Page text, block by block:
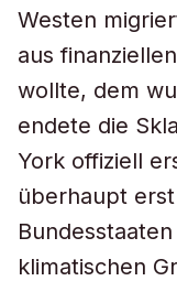
Westen
aus
wollte, dem
endete die
York offiziell
überhaupt
klimatischen